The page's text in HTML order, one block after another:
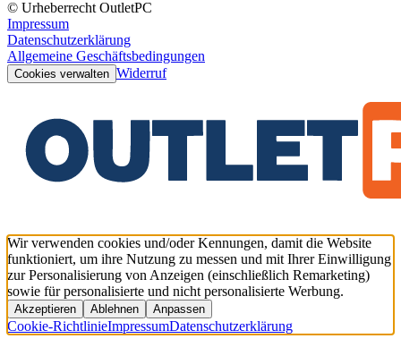
© Urheberrecht OutletPC
Impressum
Datenschutzerklärung
Allgemeine Geschäftsbedingungen
Cookies verwalten Widerruf
Wir verwenden cookies und/oder Kennungen, damit die Website
funktioniert, um ihre Nutzung zu messen und mit Ihrer Einwilligung
zur Personalisierung von Anzeigen (einschließlich Remarketing)
sowie für personalisierte und nicht personalisierte Werbung.
Akzeptieren Ablehnen Anpassen
Cookie-RichtlinieImpressumDatenschutzerklärung